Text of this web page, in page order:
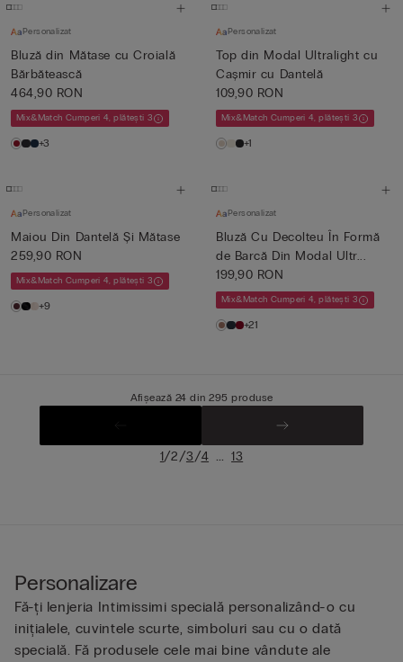
Personalizat
Bluză din Mătase cu Croială
Bărbătească
464,90 RON
Mix&Match Cumperi 4, plătești 3
+3
Personalizat
Top din Modal Ultralight cu
Cașmir cu Dantelă
109,90 RON
Mix&Match Cumperi 4, plătești 3
+1
Personalizat
Maiou Din Dantelă Și Mătase
259,90 RON
Mix&Match Cumperi 4, plătești 3
+9
Personalizat
Bluză Cu Decolteu În Formă
de Barcă Din Modal Ultr...
199,90 RON
Mix&Match Cumperi 4, plătești 3
+21
Afișează 24 din 295 produse
1/2/3/4 ... 13
Personalizare
Fă-ți lenjeria Intimissimi specială personalizând-o cu
inițialele, cuvintele scurte, simboluri sau cu o dată
specială. Fă produsele cele mai bine vândute ale